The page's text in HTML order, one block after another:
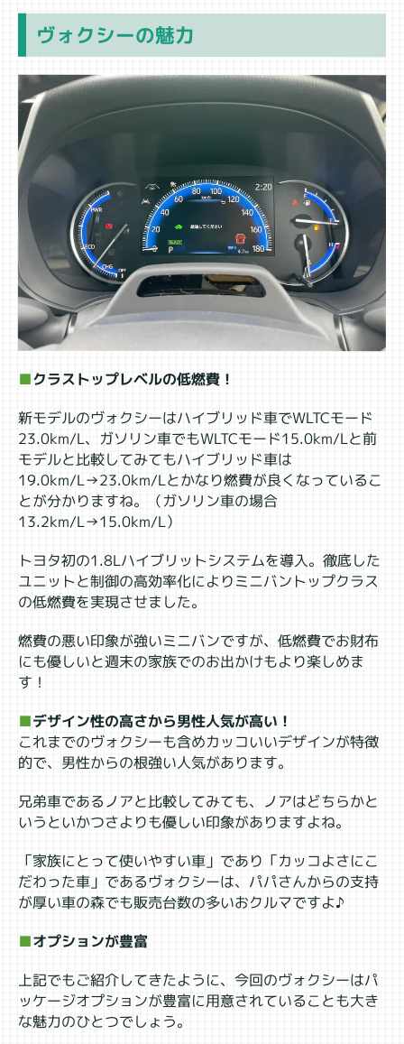
ヴォクシーの魅力
■クラストップレベルの低燃費！
新モデルのヴォクシーはハイブリッド車でWLTCモード
23.0km/L、ガソリン車でもWLTCモード15.0km/Lと前
モデルと比較してみてもハイブリッド車は
19.0km/L→23.0km/Lとかなり燃費が良くなっているこ
とが分かりますね。（ガソリン車の場合
13.2km/L→15.0km/L）
トヨタ初の1.8Lハイブリットシステムを導入。徹底した
ユニットと制御の高効率化によりミニバントップクラス
の低燃費を実現させました。
燃費の悪い印象が強いミニバンですが、低燃費でお財布
にも優しいと週末の家族でのお出かけもより楽しめま
す！
■デザイン性の高さから男性人気が高い！
これまでのヴォクシーも含めカッコいいデザインが特徴
的で、男性からの根強い人気があります。
兄弟車であるノアと比較してみても、ノアはどちらかと
いうといかつさよりも優しい印象がありますよね。
「家族にとって使いやすい車」であり「カッコよさにこ
だわった車」であるヴォクシーは、パパさんからの支持
が厚い車の森でも販売台数の多いおクルマですよ♪
■オプションが豊富
上記でもご紹介してきたように、今回のヴォクシーはパ
ッケージオプションが豊富に用意されていることも大き
な魅力のひとつでしょう。